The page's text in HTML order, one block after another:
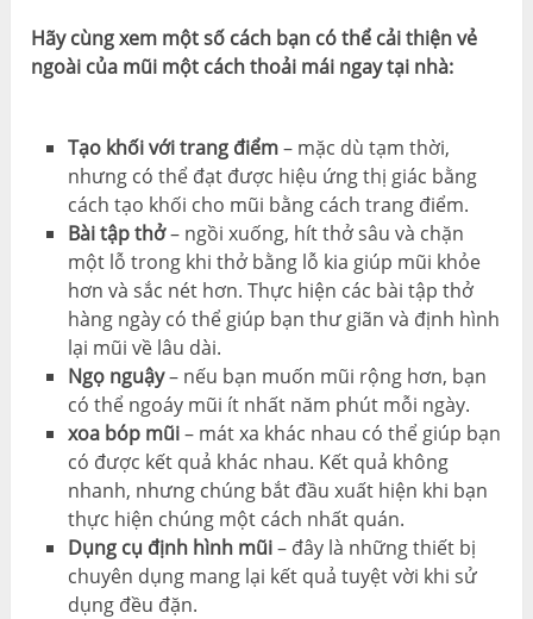
Hãy cùng xem một số cách bạn có thể cải thiện vẻ
ngoài của mũi một cách thoải mái ngay tại nhà:
Tạo khối với trang điểm– mặc dù tạm thời,
nhưng có thể đạt được hiệu ứng thị giác bằng
cách tạo khối cho mũi bằng cách trang điểm.
Bài tập thở– ngồi xuống, hít thở sâu và chặn
một lỗ trong khi thở bằng lỗ kia giúp mũi khỏe
hơn và sắc nét hơn. Thực hiện các bài tập thở
hàng ngày có thể giúp bạn thư giãn và định hình
lại mũi về lâu dài.
Ngọ nguậy– nếu bạn muốn mũi rộng hơn, bạn
có thể ngoáy mũi ít nhất năm phút mỗi ngày.
xoa bóp mũi– mát xa khác nhau có thể giúp bạn
có được kết quả khác nhau. Kết quả không
nhanh, nhưng chúng bắt đầu xuất hiện khi bạn
thực hiện chúng một cách nhất quán.
Dụng cụ định hình mũi– đây là những thiết bị
chuyên dụng mang lại kết quả tuyệt vời khi sử
dụng đều đặn.